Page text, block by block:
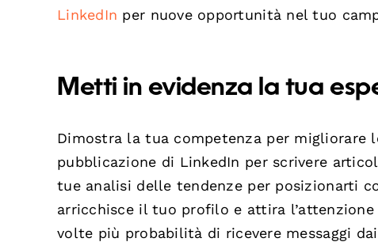
LinkedIn per nuove opportunità nel tuo
Metti in evidenza la tua
Dimostra la tua competenza per
pubblicazione di LinkedIn per scrivere
tue analisi delle tendenze per posizionarti
arricchisce il tuo profilo e attira l’attenzione
volte più probabilità di ricevere messaggi